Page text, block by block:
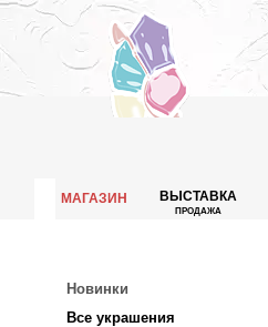
МАГАЗИН ВЫСТАВКА
ПРОДАЖА
Новинки
Все украшения